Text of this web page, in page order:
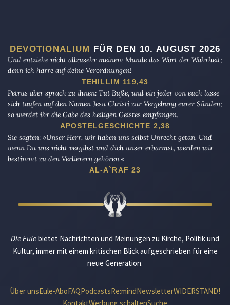
DEVOTIONALIUM FÜR DEN 10. AUGUST 2026
Und entziehe nicht allzusehr meinem Munde das Wort der Wahrheit;
denn ich harre auf deine Verordnungen!
TEHILLIM 119,43
Petrus aber sprach zu ihnen: Tut Buße, und ein jeder von euch lasse
sich taufen auf den Namen Jesu Christi zur Vergebung eurer Sünden;
so werdet ihr die Gabe des heiligen Geistes empfangen.
APOSTELGESCHICHTE 2,38
Sie sagten: »Unser Herr, wir haben uns selbst Unrecht getan. Und
wenn Du uns nicht vergibst und dich unser erbarmst, werden wir
bestimmt zu den Verlierern gehören.«
AL-A`RAF 23
Die Eulebietet Nachrichten und Meinungen zu Kirche, Politik und
Kultur, immer mit einem kritischen Blick aufgeschrieben für eine
neue Generation.
Über unsEule-AboFAQPodcastsRe:mindNewsletterWIDERSTAND!